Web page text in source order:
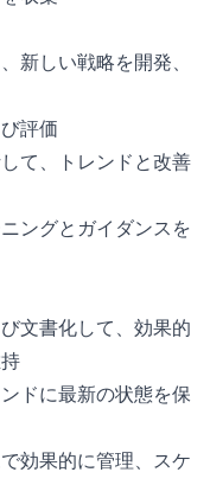
新しい戦略を開発、
評価
て、トレンドと改善
ングとガイダンスを
文書化して、効果的
ドに最新の状態を保
効果的に管理、スケ